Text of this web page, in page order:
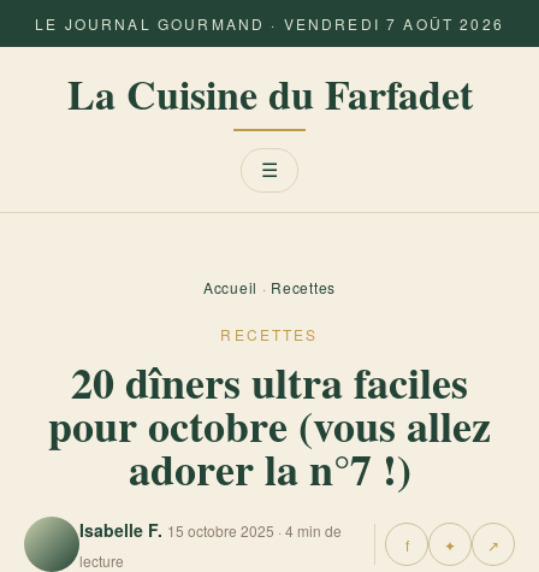
LE JOURNAL GOURMAND · VENDREDI 7 AOÛT 2026
La Cuisine du Farfadet
Menu
☰
Accueil · Recettes
RECETTES
20 dîners ultra faciles
pour octobre (vous allez
adorer la n°7 !)
Isabelle F. 15 octobre 2025 · 4 min de
lecture
f ✦ ↗